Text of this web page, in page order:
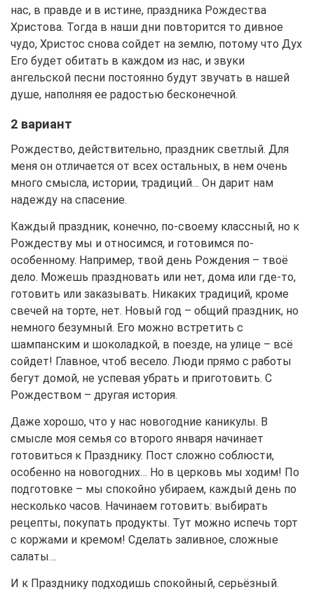
нас, в правде и в истине, праздника Рождества
Христова. Тогда в наши дни повторится то дивное
чудо, Христос снова сойдет на землю, потому что Дух
Его будет обитать в каждом из нас, и звуки
ангельской песни постоянно будут звучать в нашей
душе, наполняя ее радостью бесконечной.
2 вариант
Рождество, действительно, праздник светлый. Для
меня он отличается от всех остальных, в нем очень
много смысла, истории, традиций… Он дарит нам
надежду на спасение.
Каждый праздник, конечно, по-своему классный, но к
Рождеству мы и относимся, и готовимся по-
особенному. Например, твой день Рождения – твоё
дело. Можешь праздновать или нет, дома или где-то,
готовить или заказывать. Никаких традиций, кроме
свечей на торте, нет. Новый год – общий праздник, но
немного безумный. Его можно встретить с
шампанским и шоколадкой, в поезде, на улице – всё
сойдет! Главное, чтоб весело. Люди прямо с работы
бегут домой, не успевая убрать и приготовить. С
Рождеством – другая история.
Даже хорошо, что у нас новогодние каникулы. В
смысле моя семья со второго января начинает
готовиться к Празднику. Пост сложно соблюсти,
особенно на новогодних… Но в церковь мы ходим! По
подготовке – мы спокойно убираем, каждый день по
несколько часов. Начинаем готовить: выбирать
рецепты, покупать продукты. Тут можно испечь торт
с коржами и кремом! Сделать заливное, сложные
салаты…
И к Празднику подходишь спокойный, серьёзный.